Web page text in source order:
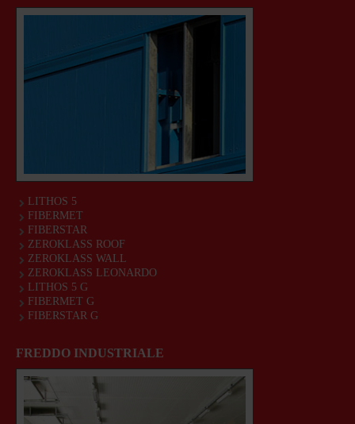
LITHOS 5
FIBERMET
FIBERSTAR
ZEROKLASS ROOF
ZEROKLASS WALL
ZEROKLASS LEONARDO
LITHOS 5 G
FIBERMET G
FIBERSTAR G
FREDDO INDUSTRIALE